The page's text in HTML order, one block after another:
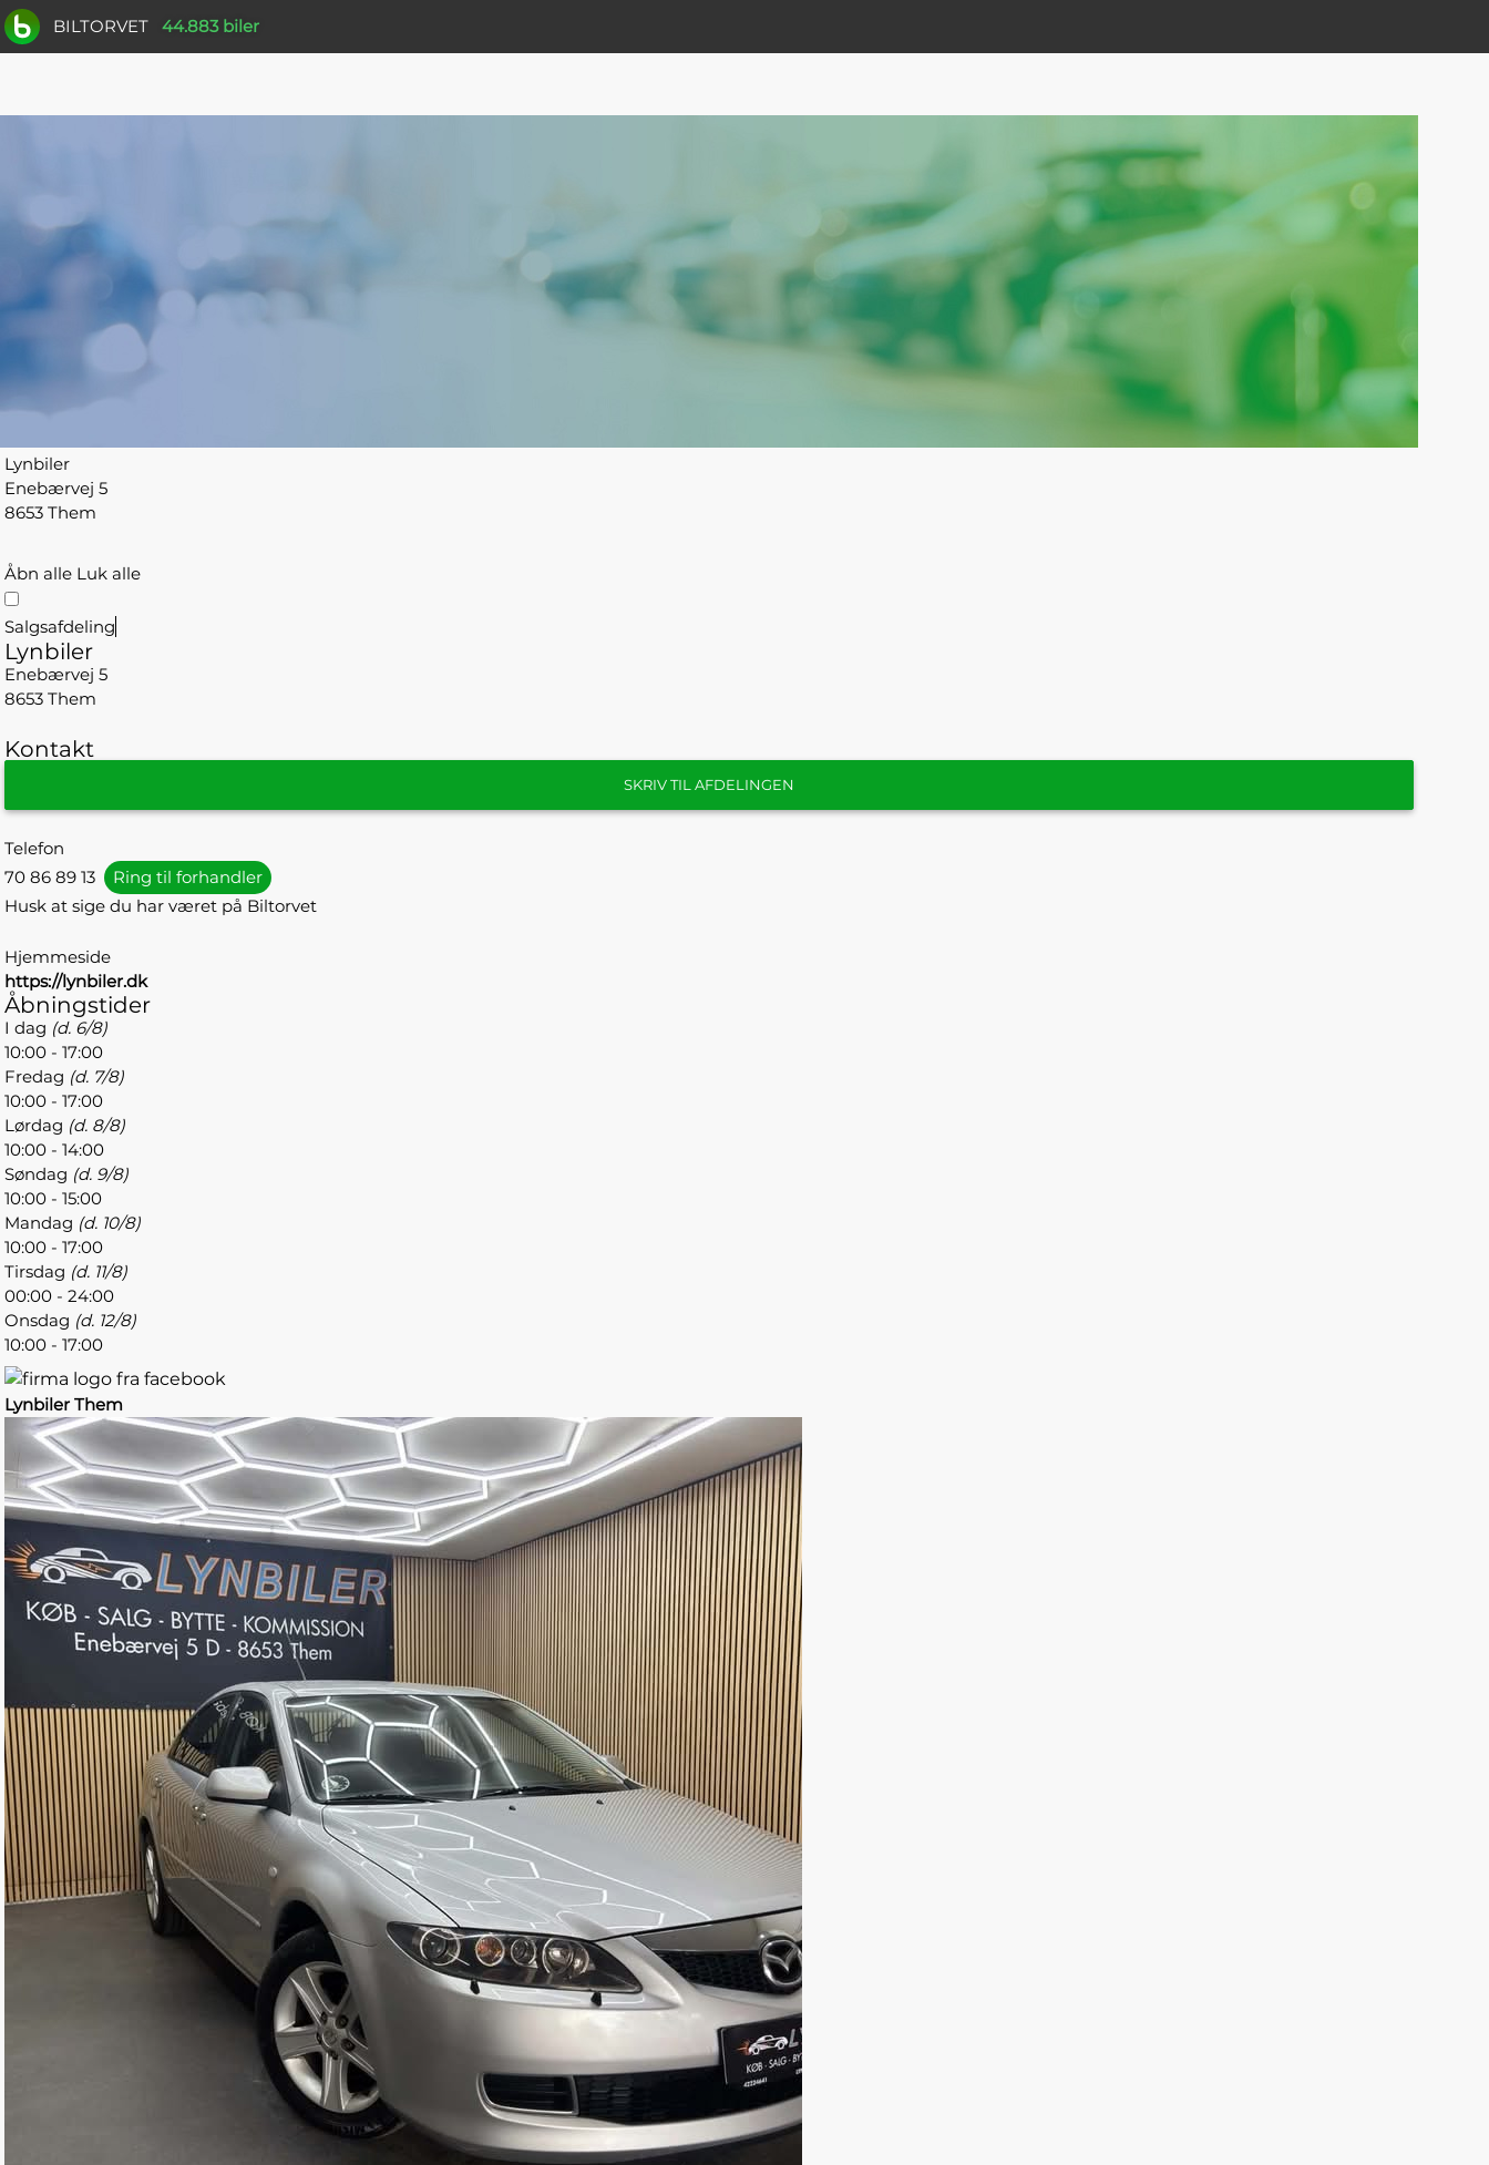
BILTORVET 44.883 biler
Lynbiler
Enebærvej 5
8653 Them
Åbn alle Luk alle
Salgsafdeling
Lynbiler
Enebærvej 5
8653 Them
Kontakt
SKRIV TIL AFDELINGEN
Telefon
70 86 89 13
Ring til forhandler
Husk at sige du har været på Biltorvet
Hjemmeside
https://lynbiler.dk
Åbningstider
I dag (d. 6/8)
10:00 - 17:00
Fredag (d. 7/8)
10:00 - 17:00
Lørdag (d. 8/8)
10:00 - 14:00
Søndag (d. 9/8)
10:00 - 15:00
Mandag (d. 10/8)
10:00 - 17:00
Tirsdag (d. 11/8)
00:00 - 24:00
Onsdag (d. 12/8)
10:00 - 17:00
Lynbiler Them